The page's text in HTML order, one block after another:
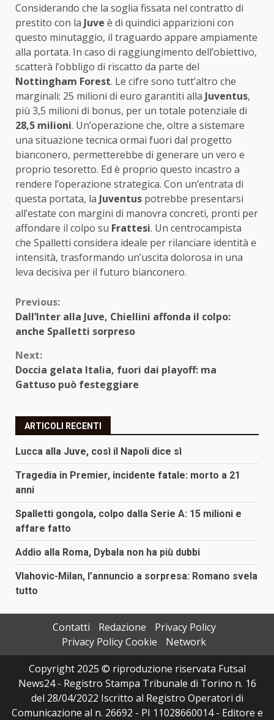
Considerando che la soglia fissata nel contratto di
prestito con la Juve è di quindici apparizioni con
questo minutaggio, il traguardo appare ampiamente
alla portata. In caso di raggiungimento dell’obiettivo,
scatterà l’obbligo di riscatto da parte del
Nottingham Forest. Le cifre sono tutt’altro che
marginali: 25 milioni di euro garantiti alla Juventus,
più 3,5 milioni di bonus, per un totale potenziale di
28,5 milioni. Un’operazione che, oltre a sistemare
una situazione tecnica ormai fuori dal progetto
bianconero, permetterebbe di generare un vero e
proprio tesoretto. Ed è proprio questo incastro a
rendere l’operazione strategica. Con un’entrata di
questa portata, la Juventus potrebbe presentarsi
all’estate con margini di manovra concreti, pronti per
affondare il colpo su Frattesi. Un centrocampista
che Spalletti considera ideale per rilanciare identità e
intensità, trasformando un’uscita dolorosa in una
leva decisiva per il futuro bianconero.
Continue
Reading
Previous:
Dall’Inter alla Juve, Chiellini affonda il colpo:
anche Spalletti sorpreso
Next:
Doccia gelata Italia, fuori dai playoff: ma
Gattuso può festeggiare
ARTICOLI RECENTI
Lucca alla Juve, così il Napoli dice sì
Tragedia in Premier, incidente fatale: morto a 21
anni
Spalletti gongola, colpo dalla Serie A: 15 milioni e
affare fatto
Addio alla Roma, Dybala non ha più dubbi
Vlahovic-Milan, l’annuncio a sorpresa: Romano svela
tutto
Contatti Redazione
Privacy Policy
Privacy Policy Cookie
Network
Copyright 2025 © riproduzione riservata Futsal
News24 - Registro Stampa Tribunale di Torino n. 16
del 28/04/2022 Iscritto al Registro Operatori di
Comunicazione al n. 26692 - PI 11028660014 - Editore e